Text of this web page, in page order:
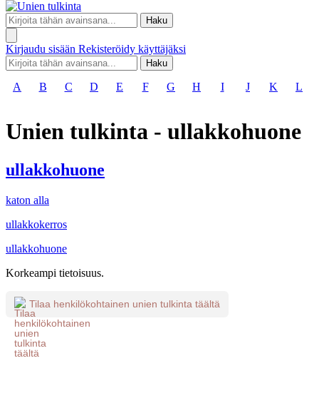
Haku
Kirjaudu sisään Rekisteröidy käyttäjäksi
Haku
A B C D E F G H I J K L
Unien tulkinta - ullakkohuone
ullakkohuone
katon alla
ullakkokerros
ullakkohuone
Korkeampi tietoisuus.
Tilaa henkilökohtainen unien tulkinta täältä